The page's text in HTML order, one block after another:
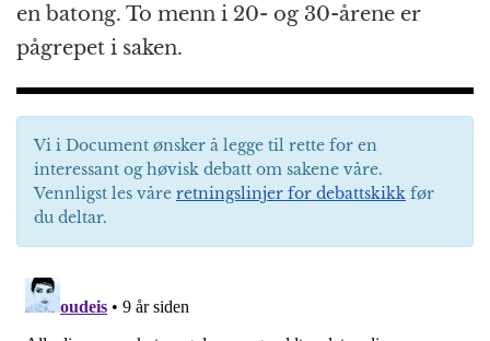
en batong. To menn i 20- og 30-årene er
pågrepet i saken.
Vi i Document ønsker å legge til rette for en
interessant og høvisk debatt om sakene våre.
Vennligst les våre retningslinjer for debattskikk før
du deltar.